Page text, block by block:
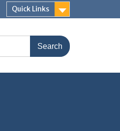
Quick Links